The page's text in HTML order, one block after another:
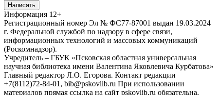
Написать
Информация 12+
Регистрационный номер Эл № ФС77-87001 выдан 19.03.2024
г. Федеральной службой по надзору в сфере связи,
информационных технологий и массовых коммуникаций
(Роскомнадзор).
Учредитель – ГБУК «Псковская областная универсальная
научная библиотека имени Валентина Яковлевича Курбатова»
Главный редактор Л.О. Егорова. Контакт редакции
+7(8112)72-84-01, bib@pskovlib.ru При использовании
материалов прямая ссылка на сайт pskovlib.ru обязательна.